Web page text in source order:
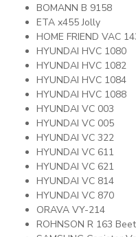
BOMANN B 9158
ETA x455 Jolly
HOME FRIEND VAC
HYUNDAI HVC 1080
HYUNDAI HVC 1082
HYUNDAI HVC 1084
HYUNDAI HVC 1088
HYUNDAI VC 003
HYUNDAI VC 005
HYUNDAI VC 322
HYUNDAI VC 611
HYUNDAI VC 621
HYUNDAI VC 814
HYUNDAI VC 870
ORAVA VY-214
ROHNSON R 163